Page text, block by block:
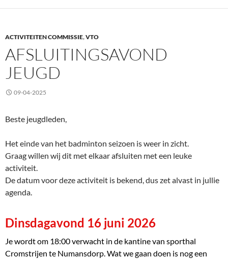
ACTIVITEITEN COMMISSIE,VTO
AFSLUITINGSAVOND
JEUGD
09-04-2025
Beste jeugdleden,
Het einde van het badminton seizoen is weer in zicht.
Graag willen wij dit met elkaar afsluiten met een leuke
activiteit.
De datum voor deze activiteit is bekend, dus zet alvast in jullie
agenda.
Dinsdagavond 16 juni 2026
Je wordt om 18:00 verwacht in de kantine van sporthal
Cromstrijen te Numansdorp. Wat we gaan doen is nog een